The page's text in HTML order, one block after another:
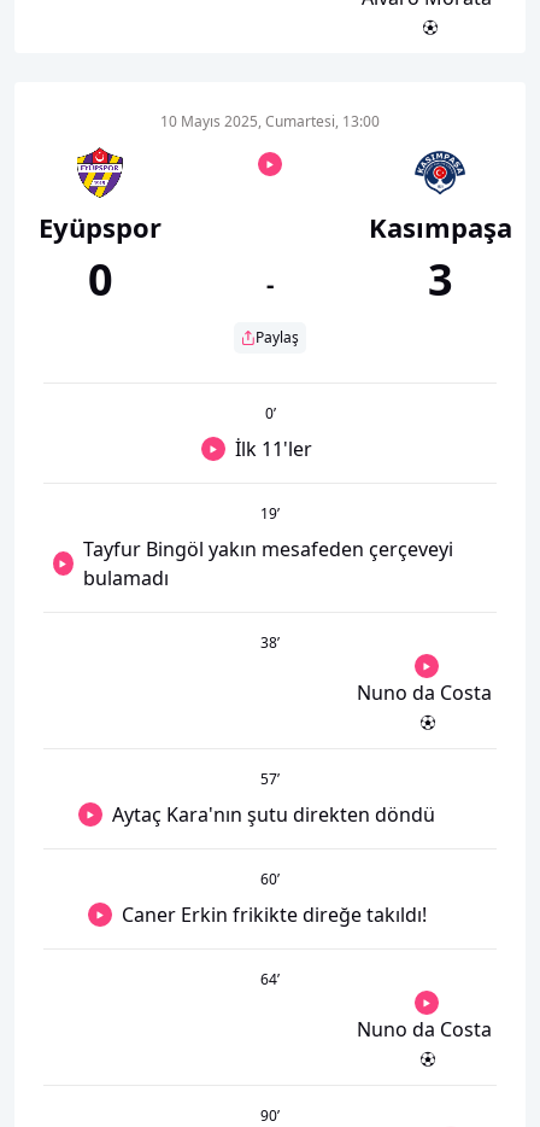
Eyüpspor
0
10 Mayıs 2025, Cumartesi, 13:00
-
Paylaş
Kasımpaşa
3
0’
İlk 11'ler
19’
Tayfur Bingöl yakın mesafeden çerçeveyi
bulamadı
38’
Nuno da Costa
57’
Aytaç Kara'nın şutu direkten döndü
60’
Caner Erkin frikikte direğe takıldı!
64’
Nuno da Costa
90’